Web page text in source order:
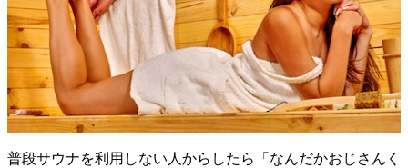
普段サウナを利用しない人からしたら「なんだかおじさんく